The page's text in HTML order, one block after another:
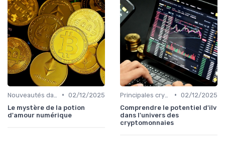
• 02/12/2025
Le mystère de la potion
d'amour numérique
• 02/12/2025
Comprendre le potentiel d'ilv
dans l'univers des
cryptomonnaies